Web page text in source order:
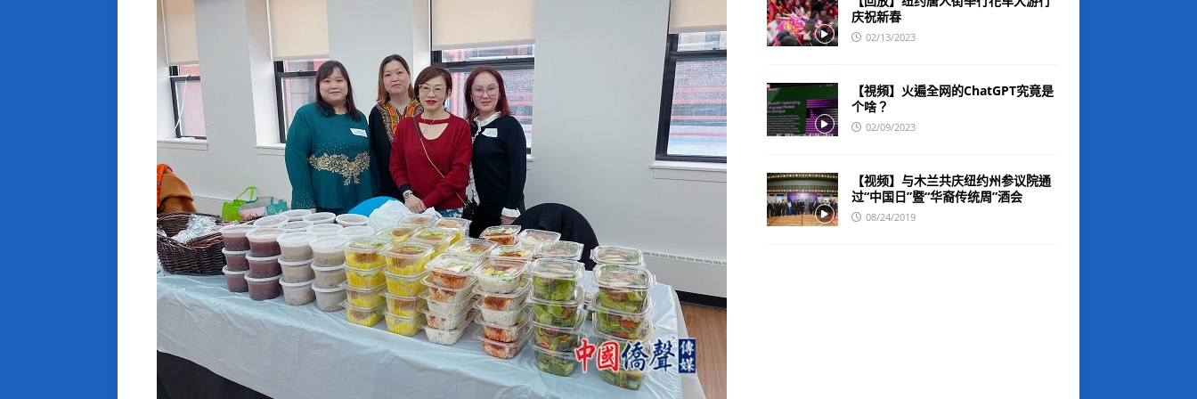
庆祝新春
02/13/2023
【視頻】火遍全网的ChatGPT究竟是
个啥？
02/09/2023
【视频】与木兰共庆纽约州参议院通
过“中国日”暨“华裔传统周”酒会
08/24/2019